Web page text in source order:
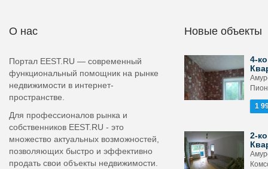
О нас
Портал EEST.RU — современный
функциональный помощник на рынке
недвижимости в интернет-
пространстве.
Для профессионалов рынка и
собственников EEST.RU - это
множество актуальных возможностей,
позволяющих быстро и эффективно
продать свои объекты недвижимости.
Новые объекты
4-
1
2-